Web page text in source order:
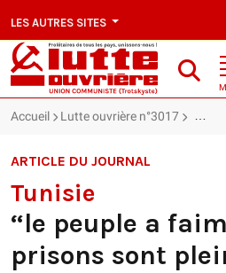
LES AUTRES SITES
Accueil Lutte ouvrière n°3017
ARTICLE DU JOURNAL
Tunisie
“le peuple a
prisons sont